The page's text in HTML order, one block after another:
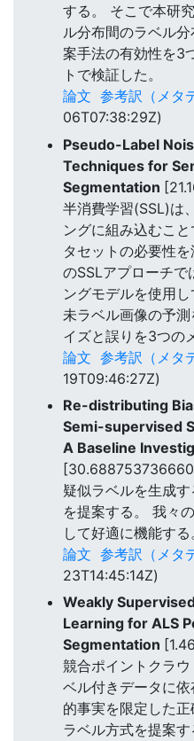
する。 そこで本研
ル分布間のラベル
案手法の有効性を3
トで検証した。
論文 参考訳（メタ
06T07:38:29Z)
Pseudo-Label
Techniques for
Segmentation
半消費学習(SSL)は
ングに組み込むこ
タセットの必要性
のSSLアプローチで
ングモデルを使用
未ラベル画像の予
イズと誤りを3つの
論文 参考訳（メタ
19T09:46:27Z)
Re-distributing
Semi-supervised
A Baseline
疑似ラベルを生成
を提案する。 我々
して好適に機能する
論文 参考訳（メタ
23T14:45:14Z)
Weakly
Learning for ALS
Segmentation
競合ポイントクラ
ベル付きデータに
的事実を限定した
ラベル方式を提案す